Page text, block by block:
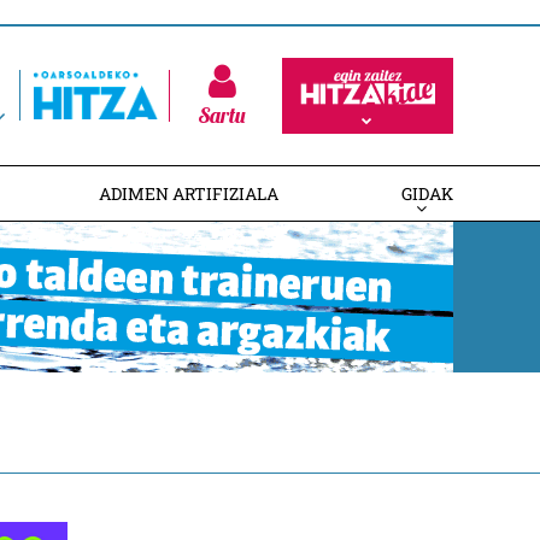
Sartu
ADIMEN ARTIFIZIALA GIDAK